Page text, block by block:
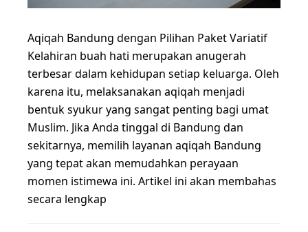
Aqiqah Bandung dengan Pilihan Paket Variatif
Kelahiran buah hati merupakan anugerah
terbesar dalam kehidupan setiap keluarga. Oleh
karena itu, melaksanakan aqiqah menjadi
bentuk syukur yang sangat penting bagi umat
Muslim. Jika Anda tinggal di Bandung dan
sekitarnya, memilih layanan aqiqah Bandung
yang tepat akan memudahkan perayaan
momen istimewa ini. Artikel ini akan membahas
secara lengkap